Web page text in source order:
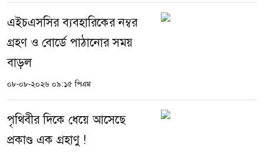
এইচএসসির ব্যবহারিকের নম্বর
গ্রহণ ও বোর্ডে পাঠানোর সময়
বাড়ল
০৮-০৮-২০২৬ ০৯:১৫ পিএম
পৃথিবীর দিকে ধেয়ে আসেছে
প্রকাণ্ড এক গ্রহাণু !